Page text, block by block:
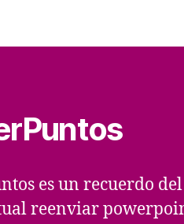
es un recuerdo
reenviar